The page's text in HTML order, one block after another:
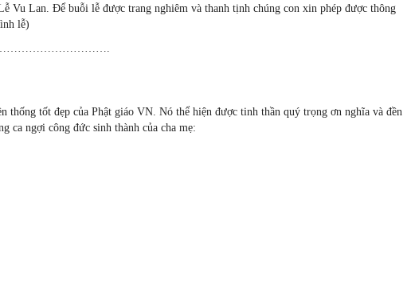
Vu Lan. Để buỗi lễ được trang nghiêm và thanh tịnh chúng con xin phép được thông
lễ)
tốt đẹp của Phật giáo VN. Nó thể hiện được tinh thần quý trọng ơn nghĩa và đền
ca ngợi công đức sinh thành của cha mẹ: